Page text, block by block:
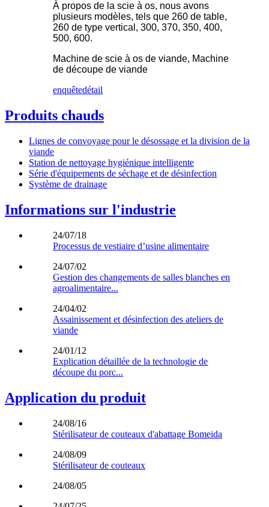
À propos de la scie à os, nous avons
plusieurs modèles, tels que 260 de table,
260 de type vertical, 300, 370, 350, 400,
500, 600.
Machine de scie à os de viande, Machine
de découpe de viande
enquêtedétail
Produits chauds
Lignes de convoyage pour le désossage et la division de la
viande
Station de nettoyage hygiénique intelligente
Série d'équipements de séchage et de désinfection
Système de drainage
Informations sur l'industrie
24/07/18
Processus de vestiaire d’usine alimentaire
24/07/02
Gestion des changements de salles blanches en
agroalimentaire...
24/04/02
Assainissement et désinfection des ateliers de
viande
24/01/12
Explication détaillée de la technologie de
découpe du porc...
Application du produit
24/08/16
Stérilisateur de couteaux d'abattage Bomeida
24/08/09
Stérilisateur de couteaux
24/08/05